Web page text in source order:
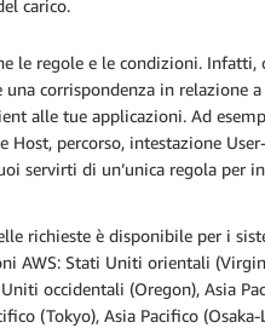
carico.
le regole e le condizioni.
corrispondenza in relazione
alle tue applicazioni. Ad
percorso, intestazione
servirti di un’unica regola per
richieste è disponibile per i
AWS: Stati Uniti orientali
occidentali (Oregon), Asia
(Tokyo), Asia Pacifico